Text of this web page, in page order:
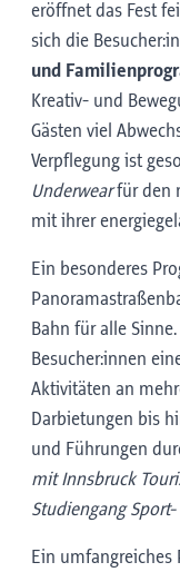
eröffnet das Fest
sich die
und
Kreativ- und
Gästen viel
Verpflegung ist
Underwearfür den
mit ihrer
Ein besonderes
Bahn für alle
Besucher:innen
Aktivitäten an
Darbietungen bis
und Führungen
mit Innsbruck
Studiengang
Ein umfangreiches